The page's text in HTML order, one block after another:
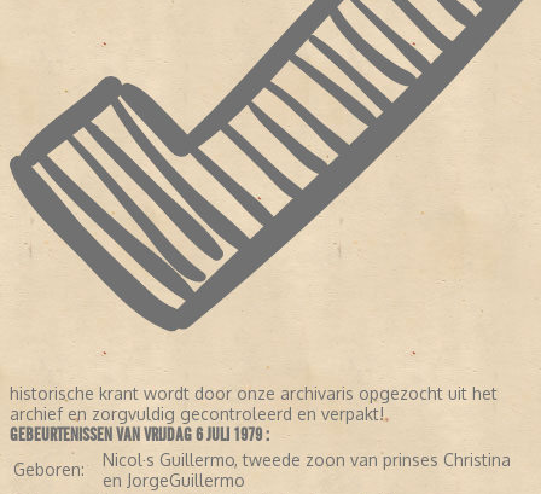
historische krant wordt door onze archivaris opgezocht uit het
archief en zorgvuldig gecontroleerd en verpakt!
GEBEURTENISSEN VAN VRIJDAG 6 JULI 1979 :
Geboren:
Nicol·s Guillermo, tweede zoon van prinses Christina
en JorgeGuillermo